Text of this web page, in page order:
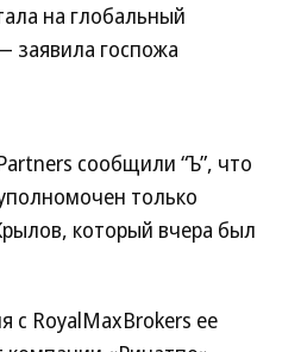
на глобальный
госпожа
сообщили “Ъ”, что
только
который вчера был
с RoyalMaxBrokers ее